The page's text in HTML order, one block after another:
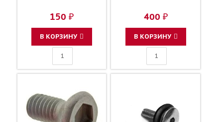
150 ₽
В КОРЗИНУ
400 ₽
В КОРЗИНУ